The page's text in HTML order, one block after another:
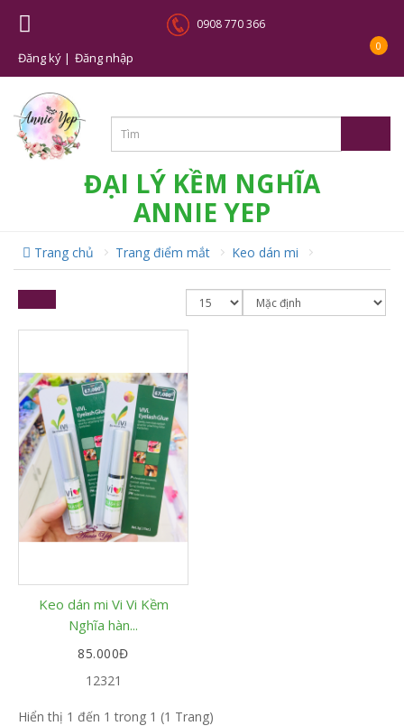
0908 770 366
Đăng ký | Đăng nhập
0
ĐẠI LÝ KỀM NGHĨA
ANNIE YEP
Trang chủ Trang điểm mắt Keo dán mi
Keo dán mi Vi Vi Kềm
Nghĩa hàn...
85.000Đ
12321
Hiển thị 1 đến 1 trong 1 (1 Trang)